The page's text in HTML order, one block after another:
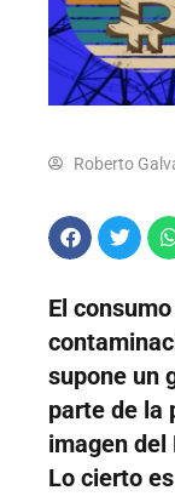
Roberto
El
supone un
parte de la
imagen del
Lo cierto